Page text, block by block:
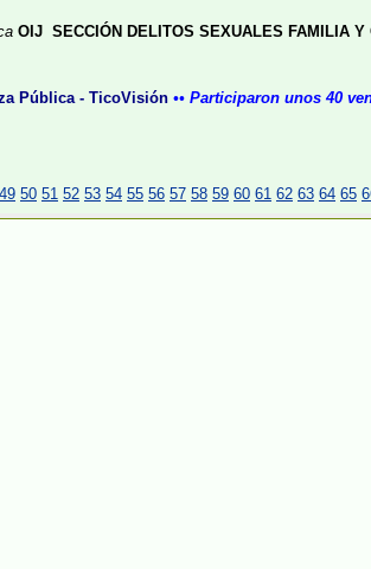
OIJ SECCIÓN DELITOS SEXUALES FAMILIA
Pública - TicoVisión •• Participaron unos 40
49 50 51 52 53 54 55 56 57 58 59 60 61 62 63 64 65